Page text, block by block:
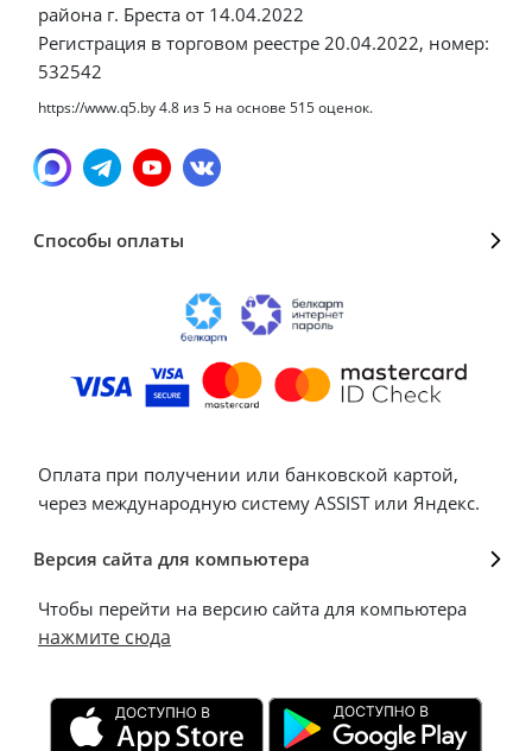
района г. Бреста от 14.04.2022
Регистрация в торговом реестре 20.04.2022, номер:
532542
https://www.q5.by4.8 из5 на основе 515оценок.
Способы оплаты
Оплата при получении или банковской картой,
через международную систему ASSIST или Яндекс.
Версия сайта для компьютера
Чтобы перейти на версию сайта для компьютера
нажмите сюда